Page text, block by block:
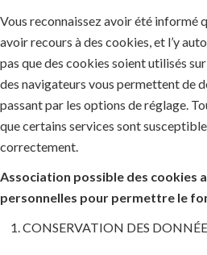
Vous reconnaissez avoir été informé
avoir recours à des cookies, et l’y
pas que des cookies soient utilisés
des navigateurs vous permettent de
passant par les options de réglage.
que certains services sont
correctement.
Association possible des cookies
personnelles pour permettre le
CONSERVATION DES